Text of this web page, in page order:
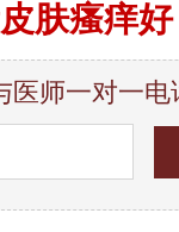
肤瘙痒好
医师一对一电